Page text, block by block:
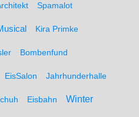
Spamalot
Kira Primke
Bombenfund
EisSalon Jahrhunderhalle
Eisbahn Winter